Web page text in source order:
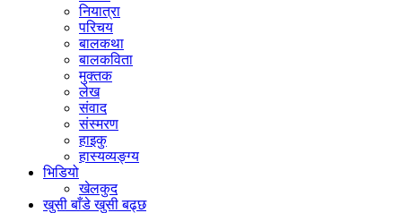
नियात्रा
परिचय
बालकथा
बालकविता
मुक्तक
लेख
संवाद
संस्मरण
हाइकु
हास्यव्यङ्ग्य
भिडियो
खेलकुद
खुसी बाँडे खुसी बढ्छ